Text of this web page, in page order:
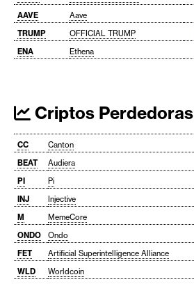
AAVE
Aave
TRUMP
OFFICIAL TRUMP
ENA
Ethena
Criptos Perdedoras
CC Canton
BEAT
Audiera
PI
Pi
INJ
Injective
M
MemeCore
ONDO
Ondo
FET
Artificial Superintelligence Alliance
WLD
Worldcoin